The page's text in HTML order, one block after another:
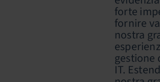
forte
fornire
nostra
gestione
IT.